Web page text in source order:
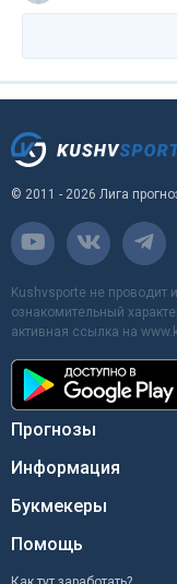
© 2011 - 2026 Лига
Kushvsporte не проводит
ознакомительный
активная ссылка на
Прогнозы
Информация
Букмекеры
Помощь